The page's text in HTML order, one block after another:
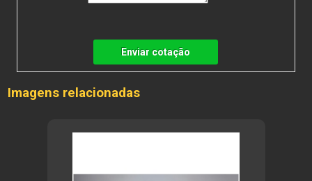
Enviar cotação
Imagens relacionadas